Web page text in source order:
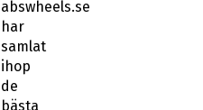
abswheels.se
har
samlat
ihop
de
bästa